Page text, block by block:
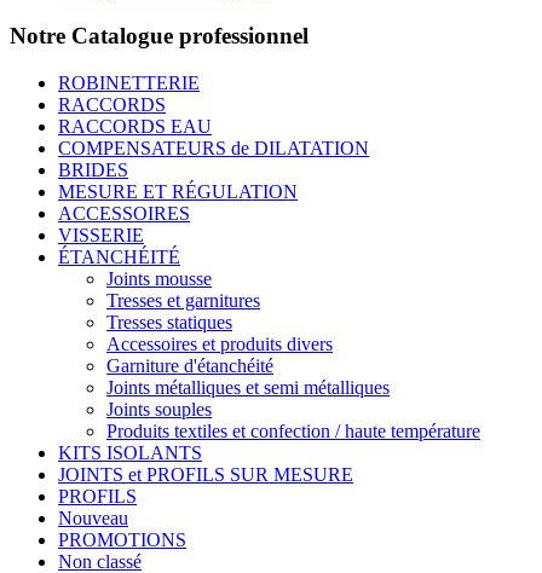
Notre Catalogue professionnel
ROBINETTERIE
RACCORDS
RACCORDS EAU
COMPENSATEURS de DILATATION
BRIDES
MESURE ET RÉGULATION
ACCESSOIRES
VISSERIE
ÉTANCHÉITÉ
Joints mousse
Tresses et garnitures
Tresses statiques
Accessoires et produits divers
Garniture d'étanchéité
Joints métalliques et semi métalliques
Joints souples
Produits textiles et confection / haute température
KITS ISOLANTS
JOINTS et PROFILS SUR MESURE
PROFILS
Nouveau
PROMOTIONS
Non classé